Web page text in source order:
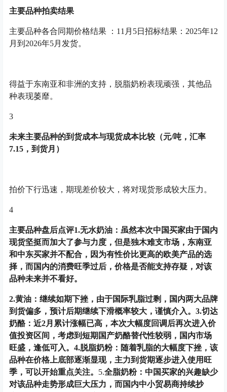
主要品种拍卖结果
主要品种各合同期价格结果 ：11月5日招标结果：2025年12
月到2026年5月发货。
得益于东南亚和非洲的支持，脱脂奶粉表现顽强，其他品
种表现萎靡。
3
未来主要品种的到货成本与现货成本比较（元/吨，汇率
7.15，到货月）
拍价下行迅速，期现差价较大，将对现货形成较大压力。
4
主要品种盘后点评1.无水奶油：虽然本次中国买家由于国内
现货坚挺而加大了参与力度，但是独木难支市场，东南亚
和中东买家并不配合，因为有性价比更高的欧美产品的选
择，而国内的消费旺季过后，价格是否能支持存疑，对该
品种未来并不看好。
2.黄油：继续如期下挫，由于国际乳脂过剩，国内两大品牌
到货偏多，预计后期继续下滑概率较大，谨慎介入。 3.切达
奶酪：近2月累计涨幅已高，本次大幅度回调后再次进入价
值投资区间，考虑到短期国产奶酪替代性较弱，国内市场
旺盛，逢低可入。 4.脱脂奶粉：随着乳脂的大幅度下挫，该
品种在价格上底部逐渐显现，主力到货期逐步进入使用旺
季，可以开始重点关注。 5.全脂奶粉：中国买家的兴趣缺少
对该品种走势形成巨大压力，而国内中小贸易商持续抄